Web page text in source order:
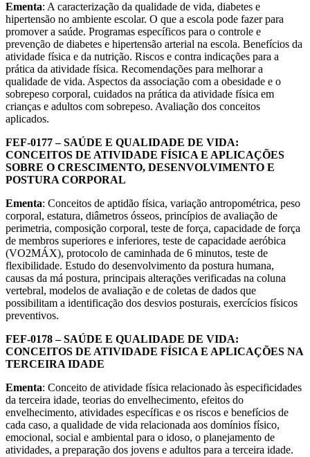
Ementa: A caracterização da qualidade de vida, diabetes e
hipertensão no ambiente escolar. O que a escola pode fazer para
promover a saúde. Programas específicos para o controle e
prevenção de diabetes e hipertensão arterial na escola. Benefícios da
atividade física e da nutrição. Riscos e contra indicações para a
prática da atividade física. Recomendações para melhorar a
qualidade de vida. Aspectos da associação com a obesidade e o
sobrepeso corporal, cuidados na prática da atividade física em
crianças e adultos com sobrepeso. Avaliação dos conceitos
aplicados.
FEF-0177 – SAÚDE E QUALIDADE DE VIDA:
CONCEITOS DE ATIVIDADE FÍSICA E APLICAÇÕES
SOBRE O CRESCIMENTO, DESENVOLVIMENTO E
POSTURA CORPORAL
Ementa: Conceitos de aptidão física, variação antropométrica, peso
corporal, estatura, diâmetros ósseos, princípios de avaliação de
perimetria, composição corporal, teste de força, capacidade de força
de membros superiores e inferiores, teste de capacidade aeróbica
(VO2MÁX), protocolo de caminhada de 6 minutos, teste de
flexibilidade. Estudo do desenvolvimento da postura humana,
causas da má postura, principais alterações verificadas na coluna
vertebral, modelos de avaliação e de coletas de dados que
possibilitam a identificação dos desvios posturais, exercícios físicos
preventivos.
FEF-0178 – SAÚDE E QUALIDADE DE VIDA:
CONCEITOS DE ATIVIDADE FÍSICA E APLICAÇÕES NA
TERCEIRA IDADE
Ementa: Conceito de atividade física relacionado às especificidades
da terceira idade, teorias do envelhecimento, efeitos do
envelhecimento, atividades específicas e os riscos e benefícios de
cada caso, a qualidade de vida relacionada aos domínios físico,
emocional, social e ambiental para o idoso, o planejamento de
atividades, a preparação dos jovens e adultos para a terceira idade.